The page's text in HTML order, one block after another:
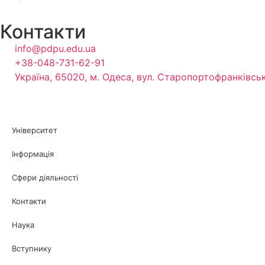
Контакти
info@pdpu.edu.ua
+38-048-731-62-91
Україна, 65020, м. Одеса, вул.
Університет
Інформація
Сфери діяльності
Контакти
Наука
Вступнику